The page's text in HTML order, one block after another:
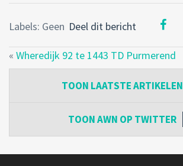
Deel dit bericht
Labels: Geen
« Wheredijk 92 te 1443 TD Purmerend
TOON LAATSTE ARTIKELEN
TOONAWN OP TWITTER